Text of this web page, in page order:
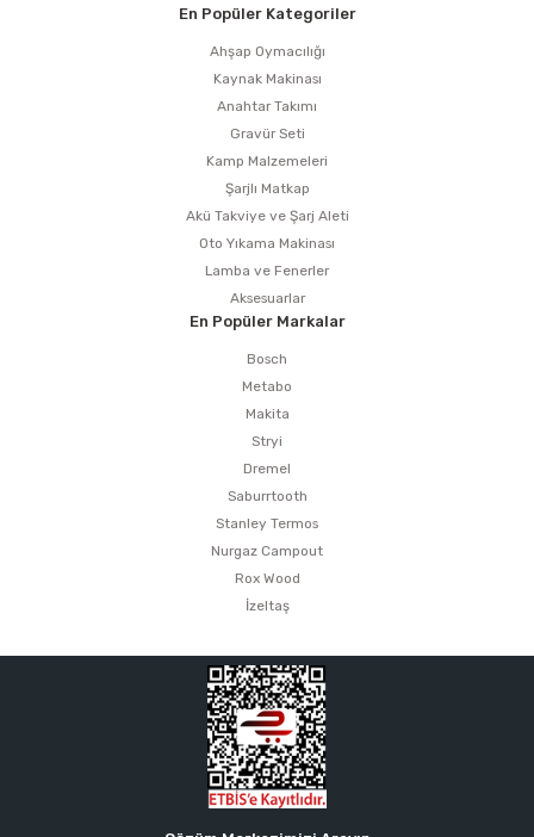
En Popüler Kategoriler
Ahşap Oymacılığı
Kaynak Makinası
Anahtar Takımı
Gravür Seti
Kamp Malzemeleri
Şarjlı Matkap
Akü Takviye ve Şarj Aleti
Oto Yıkama Makinası
Lamba ve Fenerler
Aksesuarlar
En Popüler Markalar
Bosch
Metabo
Makita
Stryi
Dremel
Saburrtooth
Stanley Termos
Nurgaz Campout
Rox Wood
İzeltaş